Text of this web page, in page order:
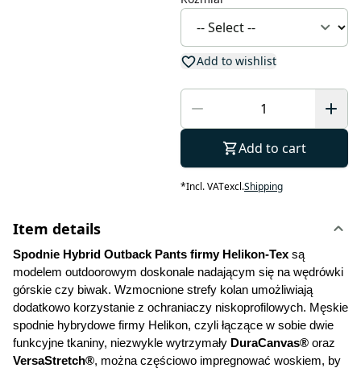
Add to wishlist
Add to cart
*Incl. VATexcl.Shipping
Item details
Spodnie Hybrid Outback Pants firmy Helikon-Tex są
modelem outdoorowym doskonale nadającym się na wędrówki
górskie czy biwak. Wzmocnione strefy kolan umożliwiają
dodatkowo korzystanie z ochraniaczy niskoprofilowych. Męskie
spodnie hybrydowe firmy Helikon, czyli łączące w sobie dwie
funkcyjne tkaniny, niezwykle wytrzymały DuraCanvas®
VersaStretch®, można częściowo impregnować woskiem, by